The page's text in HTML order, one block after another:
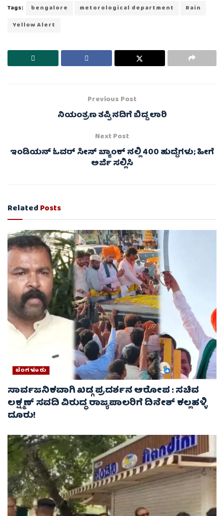
Tags: bengalore metorological department
Rain
Yellow Alert
Previous Post
ನಿಯಂತ್ರಣ ತಪ್ಪಿ ನದಿಗೆ ಬಿದ್ದ ಲಾರಿ
Next Post
ಇಂಡಿಯನ್ ಓವರ್ ಸೀಸ್ ಬ್ಯಾಂಕ್ ನಲ್ಲಿ 400 ಹುದ್ದೆಗಳು; ಹೀಗೆ
ಅರ್ಜಿ ಸಲ್ಲಿಸಿ
RelatedPosts
ಬೆಂಗಳೂರು
ಸಾರ್ವಜನಿಕವಾಗಿ ಖಡ್ಗ ಪ್ರದರ್ಶನ ಆರೋಪ : ಸಚಿವ
ಲಕ್ಷ್ಮಣ್‌ ಸವದಿ ವಿರುದ್ಧ ರಾಜ್ಯಪಾಲರಿಗೆ ದಿನೇಶ್‌ ಕಲ್ಲಹಳ್ಳಿ
ದೂರು!